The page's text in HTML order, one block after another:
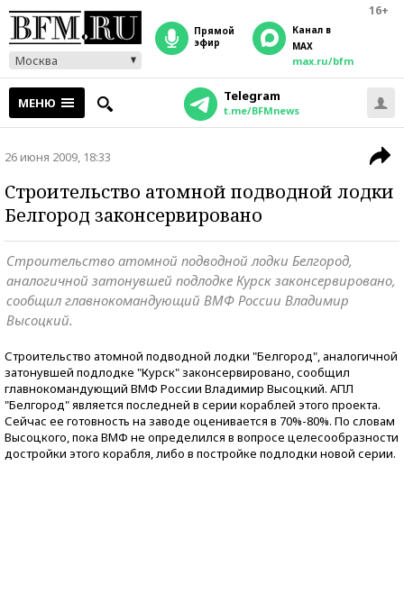
16+
Москва
прямой
эфир
Канал в
MAX
max.ru/bfm
МЕНЮ Telegram
t.me/BFMnews
26 июня 2009, 18:33
Строительство атомной подводной лодки
Белгород законсервировано
Строительство атомной подводной лодки Белгород,
аналогичной затонувшей подлодке Курск законсервировано,
сообщил главнокомандующий ВМФ России Владимир
Высоцкий.
Строительство атомной подводной лодки "Белгород", аналогичной
затонувшей подлодке "Курск" законсервировано, сообщил
главнокомандующий ВМФ России Владимир Высоцкий. АПЛ
"Белгород" является последней в серии кораблей этого проекта.
Сейчас ее готовность на заводе оценивается в 70%-80%. По словам
Высоцкого, пока ВМФ не определился в вопросе целесообразности
достройки этого корабля, либо в постройке подлодки новой серии.